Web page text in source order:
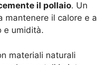
il pollaio. Un
mantenere il calore e a
e umidità.
materiali naturali